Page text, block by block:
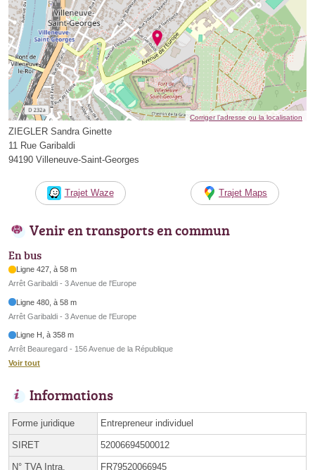
Corriger l’adresse ou la localisation
ZIEGLER Sandra Ginette
11 Rue Garibaldi
94190 Villeneuve-Saint-Georges
Trajet Waze Trajet Maps
Venir en transports en commun
En bus
Ligne 427, à 58 m
Arrêt Garibaldi - 3 Avenue de l'Europe
Ligne 480, à 58 m
Arrêt Garibaldi - 3 Avenue de l'Europe
Ligne H, à 358 m
Arrêt Beauregard - 156 Avenue de la République
Voir tout
Informations
Forme juridique Entrepreneur individuel
SIRET 52006694500012
N° TVA Intra. FR79520066945